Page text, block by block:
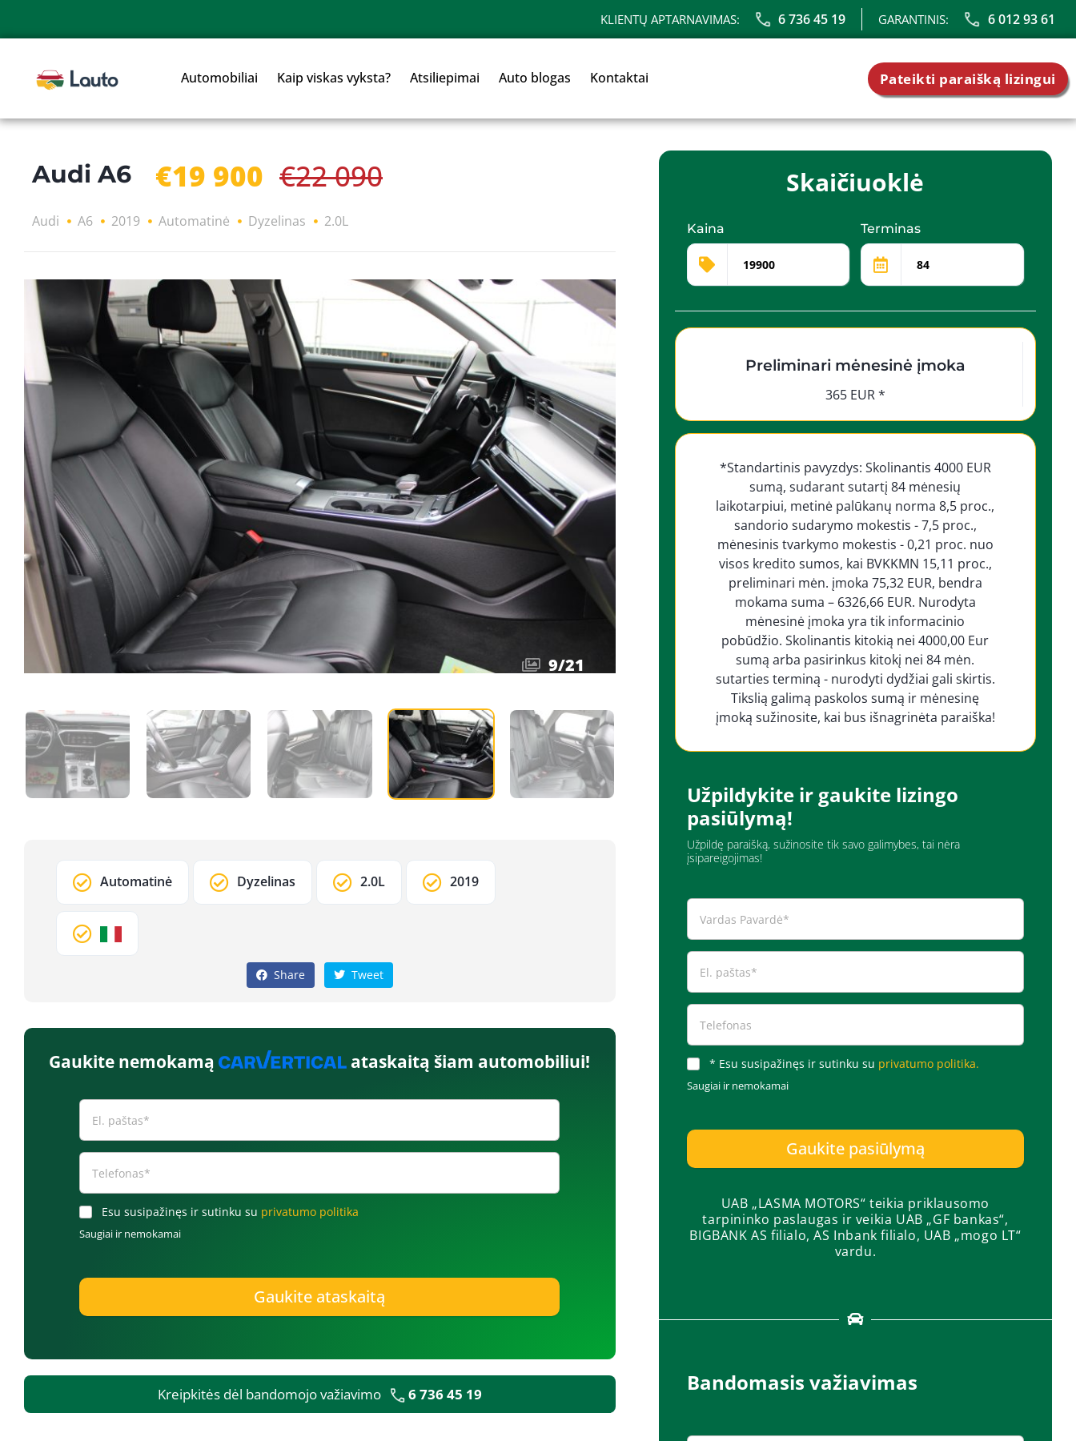
KLIENTŲ APTARNAVIMAS: 6 736 45 19 GARANTINIS: 6 012 93 61
Automobiliai Kaip viskas vyksta? Atsiliepimai Auto blogas Kontaktai Pateikti paraišką lizingui
Audi A6 €19 900 €22 090
Audi A6 2019 Automatinė Dyzelinas 2.0L
9/21
Automatinė Dyzelinas 2.0L 2019
Share Tweet
Gaukite nemokamą ataskaitą šiam automobiliui!
Esu susipažinęs ir sutinku su privatumo politika
Saugiai ir nemokamai
Gaukite ataskaitą
Kreipkitės dėl bandomojo važiavimo 6 736 45 19
Skaičiuoklė
Kaina Terminas
Preliminari mėnesinė įmoka
365 EUR *
*Standartinis pavyzdys: Skolinantis 4000 EUR
sumą, sudarant sutartį 84 mėnesių
laikotarpiui, metinė palūkanų norma 8,5 proc.,
sandorio sudarymo mokestis - 7,5 proc.,
mėnesinis tvarkymo mokestis - 0,21 proc. nuo
visos kredito sumos, kai BVKKMN 15,11 proc.,
preliminari mėn. įmoka 75,32 EUR, bendra
mokama suma – 6326,66 EUR. Nurodyta
mėnesinė įmoka yra tik informacinio
pobūdžio. Skolinantis kitokią nei 4000,00 Eur
sumą arba pasirinkus kitokį nei 84 mėn.
sutarties terminą - nurodyti dydžiai gali skirtis.
Tikslią galimą paskolos sumą ir mėnesinę
įmoką sužinosite, kai bus išnagrinėta paraiška!
Užpildykite ir gaukite lizingo
pasiūlymą!
Užpildę paraišką, sužinosite tik savo galimybes, tai nėra
įsipareigojimas!
* Esu susipažinęs ir sutinku su privatumo politika.
Saugiai ir nemokamai
Gaukite pasiūlymą
UAB „LASMA MOTORS“ teikia priklausomo
tarpininko paslaugas ir veikia UAB „GF bankas“,
BIGBANK AS filialo, AS Inbank filialo, UAB „mogo LT“
vardu.
Bandomasis važiavimas